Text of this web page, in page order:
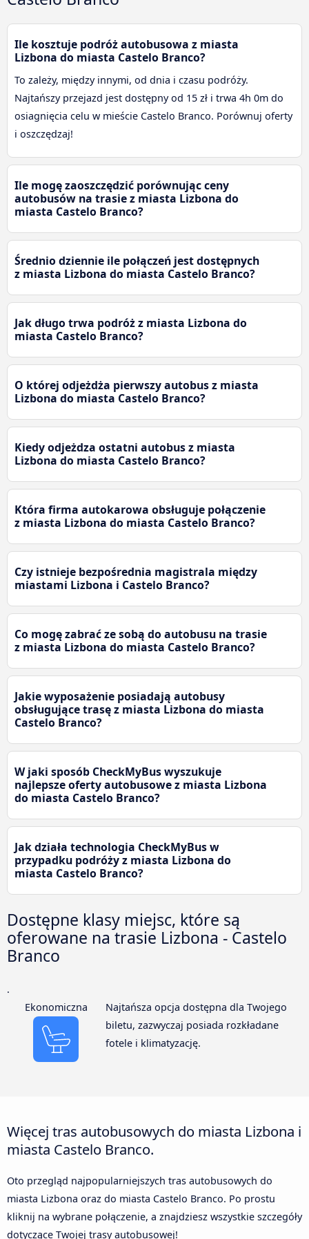
Ile kosztuje podróż autobusowa z miasta
Lizbona do miasta Castelo Branco?
To zależy, między innymi, od dnia i czasu podróży.
Najtańszy przejazd jest dostępny od 15 zł i trwa 4h 0m do
osiagnięcia celu w mieście Castelo Branco. Porównuj oferty
i oszczędzaj!
Ile mogę zaoszczędzić porównując ceny
autobusów na trasie z miasta Lizbona do
miasta Castelo Branco?
Średnio dziennie ile połączeń jest dostępnych
z miasta Lizbona do miasta Castelo Branco?
Jak długo trwa podróż z miasta Lizbona do
miasta Castelo Branco?
O której odjeżdża pierwszy autobus z miasta
Lizbona do miasta Castelo Branco?
Kiedy odjeżdza ostatni autobus z miasta
Lizbona do miasta Castelo Branco?
Która firma autokarowa obsługuje połączenie
z miasta Lizbona do miasta Castelo Branco?
Czy istnieje bezpośrednia magistrala między
miastami Lizbona i Castelo Branco?
Co mogę zabrać ze sobą do autobusu na trasie
z miasta Lizbona do miasta Castelo Branco?
Jakie wyposażenie posiadają autobusy
obsługujące trasę z miasta Lizbona do miasta
Castelo Branco?
W jaki sposób CheckMyBus wyszukuje
najlepsze oferty autobusowe z miasta Lizbona
do miasta Castelo Branco?
Jak działa technologia CheckMyBus w
przypadku podróży z miasta Lizbona do
miasta Castelo Branco?
Dostępne klasy miejsc, które są
oferowane na trasie Lizbona - Castelo
Branco
.
Ekonomiczna
Najtańsza opcja dostępna dla Twojego
biletu, zazwyczaj posiada rozkładane
fotele i klimatyzację.
Więcej tras autobusowych do miasta Lizbona i
miasta Castelo Branco.
Oto przegląd najpopularniejszych tras autobusowych do
miasta Lizbona oraz do miasta Castelo Branco. Po prostu
kliknij na wybrane połączenie, a znajdziesz wszystkie szczegóły
dotyczące Twojej trasy autobusowej!